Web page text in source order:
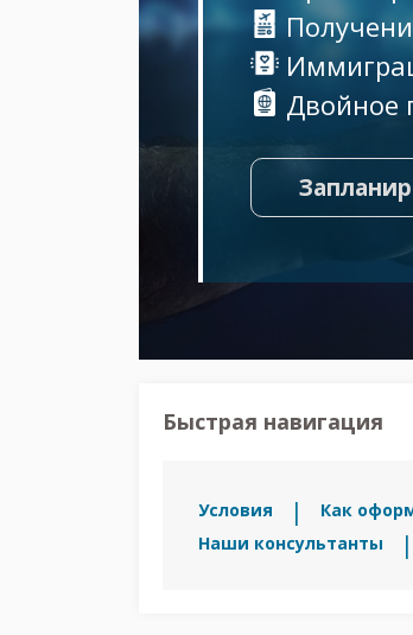
Двойное
Быстрая навигация
Условия Как
Наши консультанты